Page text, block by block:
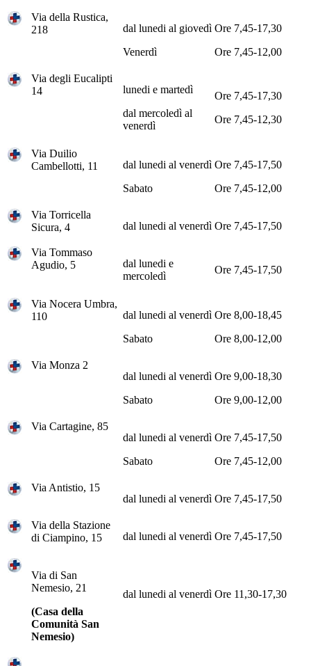
Via della Rustica,
218
dal lunedi al giovedì
Venerdì
Ore 7,45-17,30
Ore 7,45-12,00
Via degli Eucalipti
14
lunedi e martedì
dal mercoledì al
venerdì
Ore 7,45-17,30
Ore 7,45-12,30
Via Duilio
Cambellotti, 11
dal lunedi al venerdì
Sabato
Ore 7,45-17,50
Ore 7,45-12,00
Via Torricella
Sicura, 4
dal lunedi al venerdì Ore 7,45-17,50
Via Tommaso
Agudio, 5
dal lunedi e
mercoledì
Ore 7,45-17,50
Via Nocera Umbra,
110
dal lunedi al venerdì
Sabato
Ore 8,00-18,45
Ore 8,00-12,00
Via Monza 2
dal lunedi al venerdì
Sabato
Ore 9,00-18,30
Ore 9,00-12,00
Via Cartagine, 85
dal lunedi al venerdì
Sabato
Ore 7,45-17,50
Ore 7,45-12,00
Via Antistio, 15
dal lunedi al venerdì Ore 7,45-17,50
Via della Stazione
di Ciampino, 15
dal lunedi al venerdì Ore 7,45-17,50
Via di San
Nemesio, 21
(Casa della
Comunità San
Nemesio)
dal lunedi al venerdì Ore 11,30-17,30